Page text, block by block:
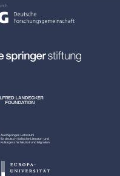
Axel Springer-Lehrstuhl
für deutsch-jüdische Literatur- und
Kulturgeschichte, Exil und Migration